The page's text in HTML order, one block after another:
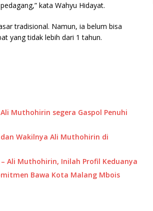
kata Wahyu Hidayat.
tradisional. Namun, ia belum bisa
yang tidak lebih dari 1 tahun.
Muthohirin segera Gaspol Penuhi
Wakilnya Ali Muthohirin di
Ali Muthohirin, Inilah Profil Keduanya
Bawa Kota Malang Mbois